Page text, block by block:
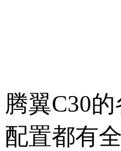
腾翼C30
配置都有